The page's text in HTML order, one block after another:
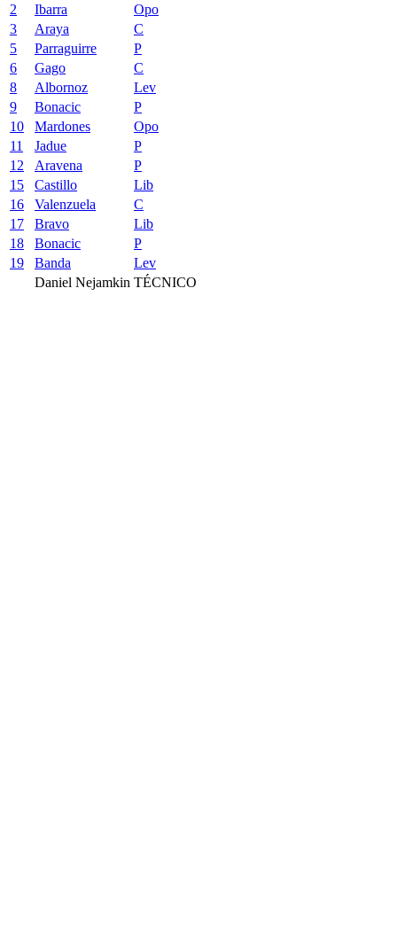
2
Ibarra
Opo
3
Araya
C
5
Parraguirre
P
6
Gago
C
8
Albornoz
Lev
9
Bonacic
P
10
Mardones
Opo
11
Jadue
P
12
Aravena
P
15
Castillo
Lib
16
Valenzuela
C
17
Bravo
Lib
18
Bonacic
P
19
Banda
Lev
Daniel Nejamkin TÉCNICO